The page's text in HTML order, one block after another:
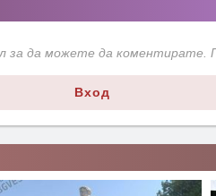
за да можете да коментирате.
Вход